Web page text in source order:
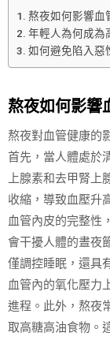
熬夜如何影響血
年輕人為何成為
如何避免陷入惡
熬夜如何影響
熬夜對血管健康的
首先，當人體處於
上腺素和去甲腎
收縮，導致血壓升
血管內皮的完整性
會干擾人體的晝夜
僅調控睡眠，還具
血管內的氧化壓力
進程。此外，熬夜
取高糖高油食物。